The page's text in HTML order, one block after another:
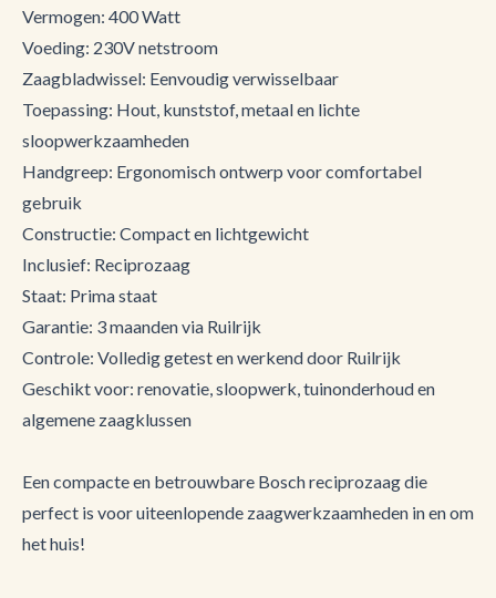
Vermogen: 400 Watt
Voeding: 230V netstroom
Zaagbladwissel: Eenvoudig verwisselbaar
Toepassing: Hout, kunststof, metaal en lichte
sloopwerkzaamheden
Handgreep: Ergonomisch ontwerp voor comfortabel
gebruik
Constructie: Compact en lichtgewicht
Inclusief: Reciprozaag
Staat: Prima staat
Garantie: 3 maanden via Ruilrijk
Controle: Volledig getest en werkend door Ruilrijk
Geschikt voor: renovatie, sloopwerk, tuinonderhoud en
algemene zaagklussen
Een compacte en betrouwbare Bosch reciprozaag die
perfect is voor uiteenlopende zaagwerkzaamheden in en om
het huis!